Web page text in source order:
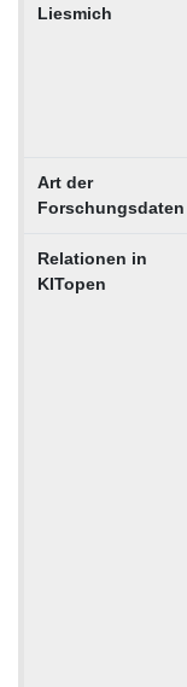
Liesmich
Art der
Forschungsdaten
Relationen in
KITopen